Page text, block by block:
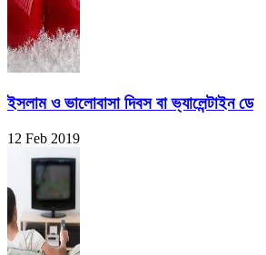
ইসলাম ও ভালোবাসা দিবস বা ভ্যালেন্টাইন ডে
12 Feb 2019